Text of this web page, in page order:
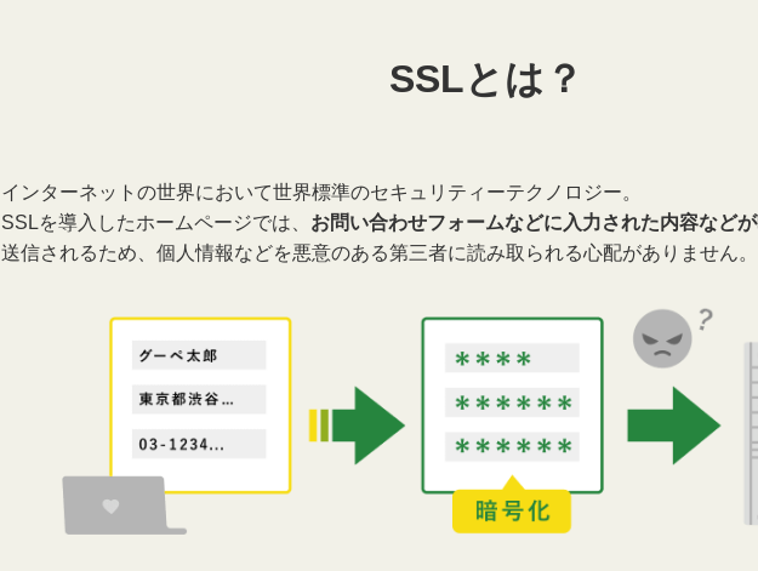
SSLとは？
インターネットの世界において世界標準のセキュリティーテクノロジー。
SSLを導入したホームページでは、 お問い合わせフォームなどに入力された内容など
送信されるため、個人情報などを悪意のある第三者に読み取られる心配がありません。